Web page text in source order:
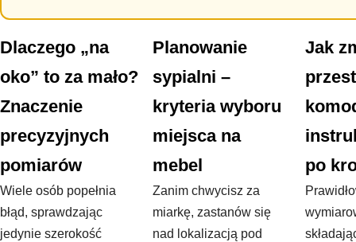
Dlaczego „na
oko” to za mało?
Znaczenie
precyzyjnych
pomiarów
Wiele osób popełnia
błąd, sprawdzając
jedynie szerokość
Planowanie
sypialni –
kryteria wyboru
miejsca na
mebel
Zanim chwycisz za
miarkę, zastanów się
nad lokalizacją pod
Jak
po